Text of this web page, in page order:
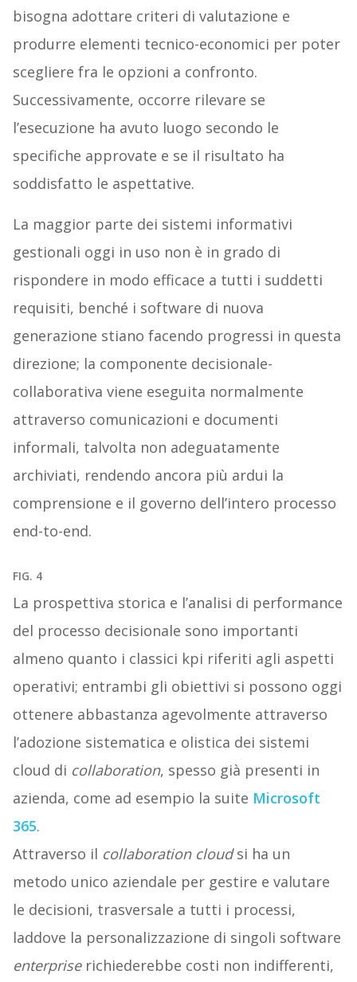
bisogna adottare criteri di valutazione e
produrre elementi tecnico-economici per poter
scegliere fra le opzioni a confronto.
Successivamente, occorre rilevare se
l’esecuzione ha avuto luogo secondo le
specifiche approvate e se il risultato ha
soddisfatto le aspettative.
La maggior parte dei sistemi informativi
gestionali oggi in uso non è in grado di
rispondere in modo efficace a tutti i suddetti
requisiti, benché i software di nuova
generazione stiano facendo progressi in questa
direzione; la componente decisionale-
collaborativa viene eseguita normalmente
attraverso comunicazioni e documenti
informali, talvolta non adeguatamente
archiviati, rendendo ancora più ardui la
comprensione e il governo dell’intero processo
end-to-end.
FIG. 4
La prospettiva storica e l’analisi di performance
del processo decisionale sono importanti
almeno quanto i classici kpi riferiti agli aspetti
operativi; entrambi gli obiettivi si possono oggi
ottenere abbastanza agevolmente attraverso
l’adozione sistematica e olistica dei sistemi
cloud di collaboration, spesso già presenti in
azienda, come ad esempio la suite Microsoft
365.
Attraverso il collaboration cloudsi ha un
metodo unico aziendale per gestire e valutare
le decisioni, trasversale a tutti i processi,
laddove la personalizzazione di singoli software
enterprise richiederebbe costi non indifferenti,